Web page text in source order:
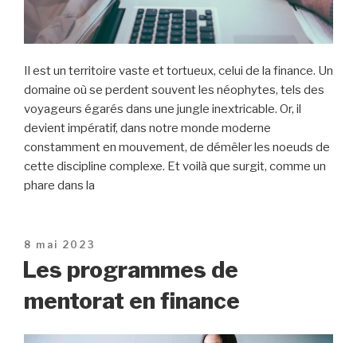
Il est un territoire vaste et tortueux, celui de la finance. Un
domaine où se perdent souvent les néophytes, tels des
voyageurs égarés dans une jungle inextricable. Or, il
devient impératif, dans notre monde moderne
constamment en mouvement, de démêler les noeuds de
cette discipline complexe. Et voilà que surgit, comme un
phare dans la
Publié
le
8 mai 2023
Les programmes de
mentorat en finance